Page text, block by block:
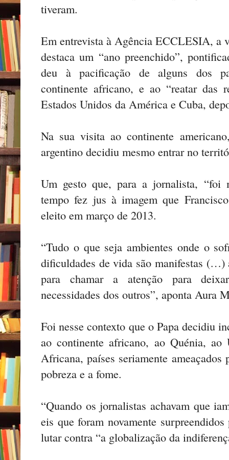
tiveram.
Em entrevista à Agência ECCLESIA, a
destaca um “ano preenchido”,
deu à pacificação de alguns dos
continente africano, e ao “reatar das
Estados Unidos da América e Cuba,
Na sua visita ao continente
argentino decidiu mesmo entrar no
Um gesto que, para a jornalista, “foi
tempo fez jus à imagem que
eleito em março de 2013.
“Tudo o que seja ambientes onde o
dificuldades de vida são manifestas (…)
para chamar a atenção para
necessidades dos outros”, aponta Aura
Foi nesse contexto que o Papa decidiu
ao continente africano, ao Quénia,
Africana, países seriamente
pobreza e a fome.
“Quando os jornalistas achavam que
eis que foram novamente
lutar contra “a globalização da